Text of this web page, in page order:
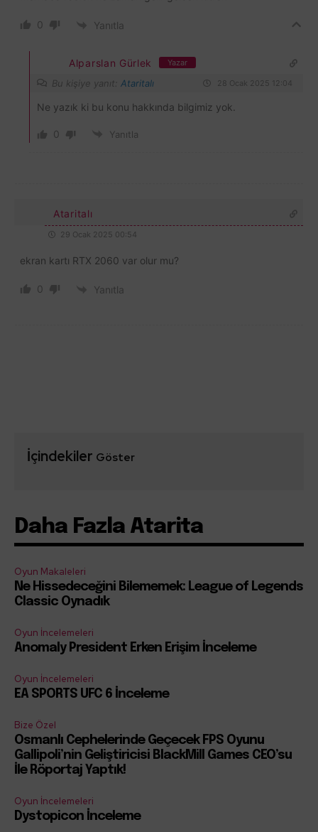
0 Yanıtla
Alparslan Gürlek Yazar
Bu kişiye yanıt: Ataritalı 28 Ocak 2025 12:04
Ne yazık ki bu konu hakkında bilgimiz yok.
0 Yanıtla
Ataritalı
29 Ocak 2025 00:54
ekran kartı RTX 2060 var olur mu?
0 Yanıtla
İçindekiler Göster
Daha Fazla Atarita
Oyun Makaleleri
Ne Hissedeceğini Bilememek: League of Legends
Classic Oynadık
Oyun İncelemeleri
Anomaly President Erken Erişim İnceleme
Oyun İncelemeleri
EA SPORTS UFC 6 İnceleme
Bize Özel
Osmanlı Cephelerinde Geçecek FPS Oyunu
Gallipoli’nin Geliştiricisi BlackMill Games CEO’su
İle Röportaj Yaptık!
Oyun İncelemeleri
Dystopicon İnceleme